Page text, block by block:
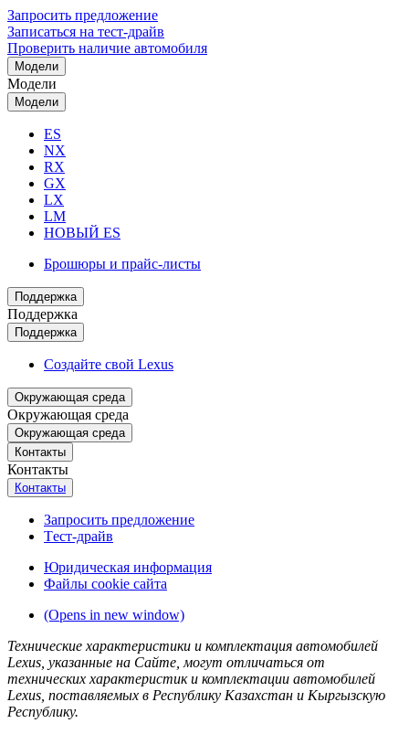
Запросить предложение
Записаться на тест-драйв
Проверить наличие автомобиля
Модели
Модели
Модели
ES
NX
RX
GX
LX
LM
НОВЫЙ ES
Брошюры и прайс-листы
Поддержка
Поддержка
Поддержка
Создайте свой Lexus
Окружающая среда
Окружающая среда
Окружающая среда
Контакты
Контакты
Контакты
Запросить предложение
Tест-драйв
Юридическая информация
Файлы cookie сайта
(Opens in new window)
Технические характеристики и комплектация автомобилей
Lexus, указанные на Сайте, могут отличаться от
технических характеристик и комплектации автомобилей
Lexus, поставляемых в Республику Казахстан и Кыргызскую
Республику.